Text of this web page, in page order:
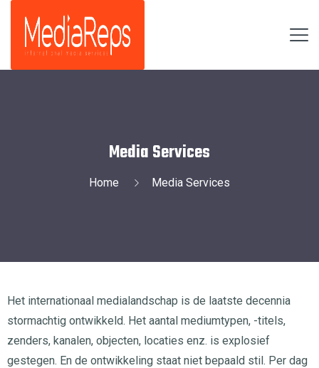
Media Services
Home Media Services
Het internationaal medialandschap is de laatste decennia
stormachtig ontwikkeld. Het aantal mediumtypen, -titels,
zenders, kanalen, objecten, locaties enz. is explosief
gestegen. En de ontwikkeling staat niet bepaald stil. Per dag